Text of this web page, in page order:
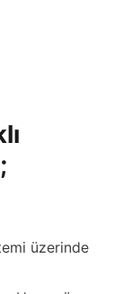
üzerinde